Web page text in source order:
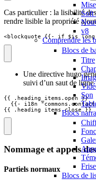
Soft
v8
Comprendre les
Blocs de
Titre
Son
Blocs
Blocs de
Cas particulier : la lisibilité
rendre lisible la propriété
<blockquote {{- if
Une directive hugo
suivi d’un saut de ligne
{{ .heading_items.open }}
{{- i18n
{{ .heading_items.close }}
Nommage et appels
Partiels normaux